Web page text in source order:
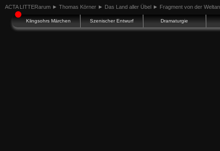
ACTA LITTERarum ► Thomas Körner ► Das Land aller Übel ► Fragment von der
Klingsohrs Märchen Szenischer Entwurf Dramaturgie
●